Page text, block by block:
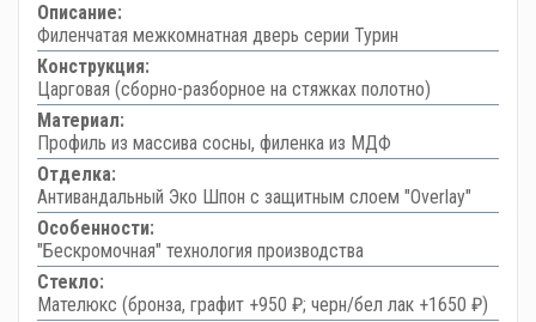
Описание:
Филенчатая межкомнатная дверь серии Турин
Конструкция:
Царговая (сборно-разборное на стяжках полотно)
Материал:
Профиль из массива сосны, филенка из МДФ
Отделка:
Антивандальный Эко Шпон с защитным слоем "Overlay"
Особенности:
"Бескромочная" технология производства
Стекло:
Мателюкс (бронза, графит +950 ₽; черн/бел лак +1650 ₽)